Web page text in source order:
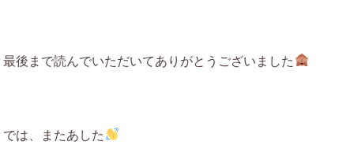
最後まで読んでいただいてありがとうございました
では、またあした